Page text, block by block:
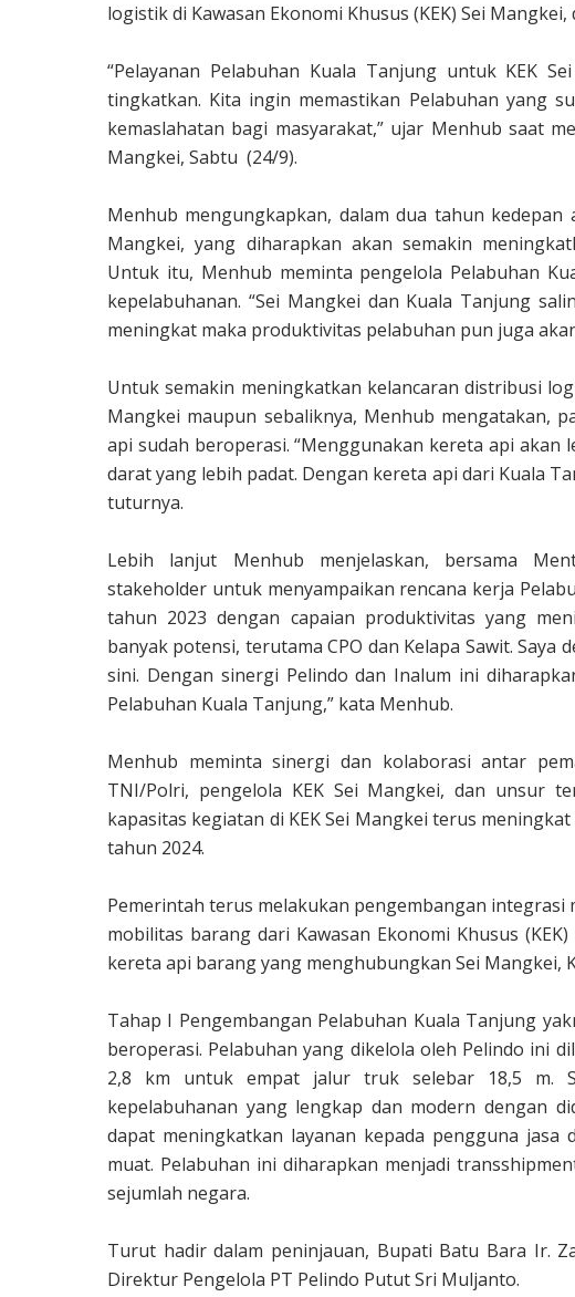
logistik di Kawasan Ekonomi Khusus (KEK) Sei
“Pelayanan Pelabuhan Kuala Tanjung untuk KEK
tingkatkan. Kita ingin memastikan Pelabuhan yang
kemaslahatan bagi masyarakat,” ujar Menhub saat
Mangkei, Sabtu (24/9).
Menhub mengungkapkan, dalam dua tahun kedepan
Mangkei, yang diharapkan akan semakin
Untuk itu, Menhub meminta pengelola Pelabuhan
kepelabuhanan. “Sei Mangkei dan Kuala Tanjung
meningkat maka produktivitas pelabuhan pun juga
Untuk semakin meningkatkan kelancaran distribusi
Mangkei maupun sebaliknya, Menhub mengatakan,
api sudah beroperasi. “Menggunakan kereta api
darat yang lebih padat. Dengan kereta api dari Kuala
tuturnya.
Lebih lanjut Menhub menjelaskan, bersama
stakeholder untuk menyampaikan rencana kerja
tahun 2023 dengan capaian produktivitas yang
banyak potensi, terutama CPO dan Kelapa Sawit.
sini. Dengan sinergi Pelindo dan Inalum ini
Pelabuhan Kuala Tanjung,” kata Menhub.
Menhub meminta sinergi dan kolaborasi antar
TNI/Polri, pengelola KEK Sei Mangkei, dan unsur
kapasitas kegiatan di KEK Sei Mangkei terus
tahun 2024.
Pemerintah terus melakukan pengembangan
mobilitas barang dari Kawasan Ekonomi Khusus
kereta api barang yang menghubungkan Sei Mangkei,
Tahap I Pengembangan Pelabuhan Kuala Tanjung
beroperasi. Pelabuhan yang dikelola oleh Pelindo ini
2,8 km untuk empat jalur truk selebar 18,5 m.
kepelabuhanan yang lengkap dan modern dengan
dapat meningkatkan layanan kepada pengguna
muat. Pelabuhan ini diharapkan menjadi
sejumlah negara.
Turut hadir dalam peninjauan, Bupati Batu Bara Ir.
Direktur Pengelola PT Pelindo Putut Sri Muljanto.